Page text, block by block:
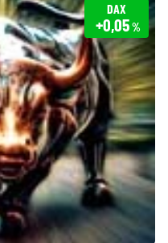
DAX
+0,05%